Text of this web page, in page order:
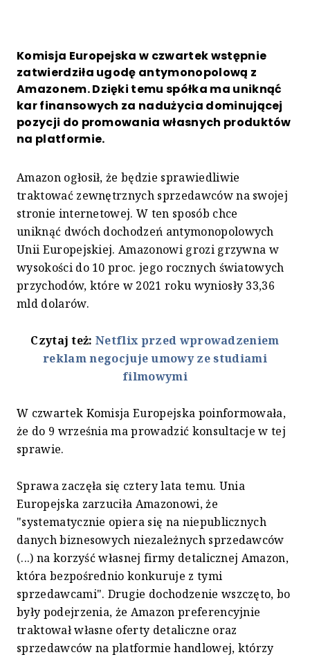
Komisja Europejska w czwartek wstępnie
zatwierdziła ugodę antymonopolową z
Amazonem. Dzięki temu spółka ma uniknąć
kar finansowych za nadużycia dominującej
pozycji do promowania własnych produktów
na platformie.
Amazon ogłosił, że będzie sprawiedliwie
traktować zewnętrznych sprzedawców na swojej
stronie internetowej. W ten sposób chce
uniknąć dwóch dochodzeń antymonopolowych
Unii Europejskiej. Amazonowi grozi grzywna w
wysokości do 10 proc. jego rocznych światowych
przychodów, które w 2021 roku wyniosły 33,36
mld dolarów.
Czytaj też:Netflix przed wprowadzeniem
reklam negocjuje umowy ze studiami
filmowymi
W czwartek Komisja Europejska poinformowała,
że do 9 września ma prowadzić konsultacje w tej
sprawie.
Sprawa zaczęła się cztery lata temu. Unia
Europejska zarzuciła Amazonowi, że
"systematycznie opiera się na niepublicznych
danych biznesowych niezależnych sprzedawców
(...) na korzyść własnej firmy detalicznej Amazon,
która bezpośrednio konkuruje z tymi
sprzedawcami". Drugie dochodzenie wszczęto, bo
były podejrzenia, że Amazon preferencyjnie
traktował własne oferty detaliczne oraz
sprzedawców na platformie handlowej, którzy